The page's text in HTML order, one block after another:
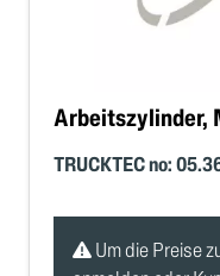
Arbeitszylinder,
TRUCKTEC no:
Um die Preise